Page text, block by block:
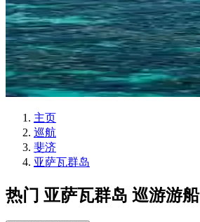
主页
巡航
斐济
亚萨瓦群岛
热门 亚萨瓦群岛 巡游游船